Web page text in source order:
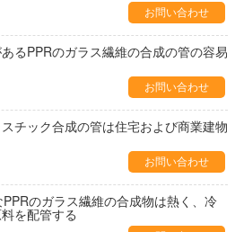
お問い合わせ
るPPRのガラス繊維の合成の管の容易
お問い合わせ
チック合成の管は住宅および商業建物
お問い合わせ
のガラス繊維の合成物は熱く、冷
を配管する